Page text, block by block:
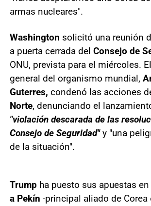
armas nucleares".
Washington solicitó una reunión
a puerta cerrada del Consejo de
ONU, prevista para el miércoles.
general del organismo mundial,
Guterres, condenó las acciones
Norte, denunciando el
"violación descarada de las
Consejo de Seguridad"y "una
de la situación".
Trump ha puesto sus apuestas en
a Pekín -principal aliado de Corea